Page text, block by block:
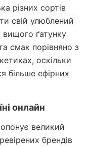
різних сортів
свій улюблений
ґатунку
смак порівняно з
оскільки
більше ефірних
онлайн
великий
брендів